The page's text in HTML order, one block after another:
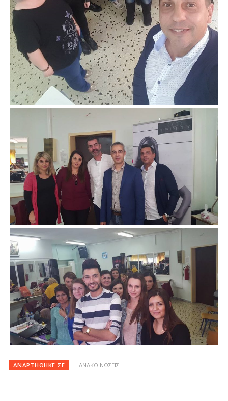
ΑΝΑΡΤΉΘΗΚΕ ΣΕ ΑΝΑΚΟΙΝΩΣΕΙΣ